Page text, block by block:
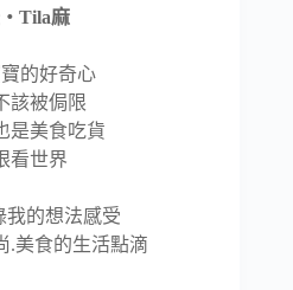
‧Tila麻
的好奇心
該被侷限
是美食吃貨
看世界
我的想法感受
.美食的生活點滴